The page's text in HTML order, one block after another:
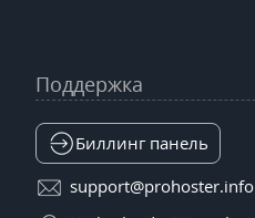
Поддержка
Биллинг панель
support@prohoster.info